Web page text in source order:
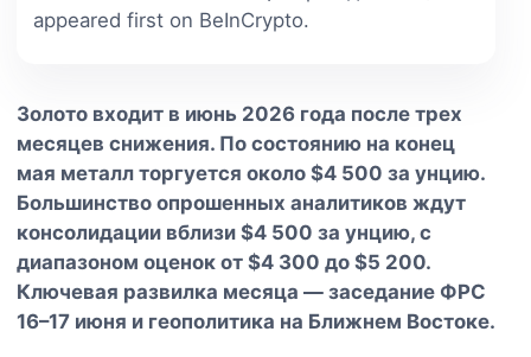
appeared first on BeInCrypto.
Золото входит в июнь 2026 года после трех
месяцев снижения. По состоянию на конец
мая металл торгуется около $4 500 за унцию.
Большинство опрошенных аналитиков ждут
консолидации вблизи $4 500 за унцию, с
диапазоном оценок от $4 300 до $5 200.
Ключевая развилка месяца — заседание ФРС
16–17 июня и геополитика на Ближнем Востоке.